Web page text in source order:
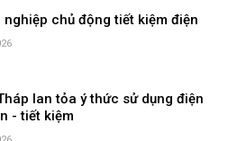
nghiệp chủ động tiết kiệm điện
lan tỏa ý thức sử dụng điện
- tiết kiệm